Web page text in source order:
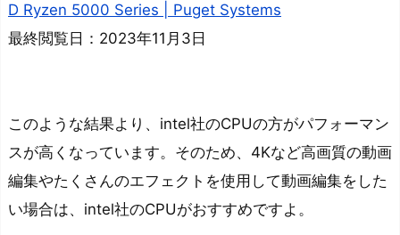
D Ryzen 5000 Series | Puget Systems
最終閲覧日：2023年11月3日
このような結果より 、intel社のCPUの方がパフォーマン
スが高くなっています。 そのため、4Kなど高画質の動画
編集やたくさんのエフェクトを使用して動画編集をした
い場合は、intel社のCPUがおすすめですよ。